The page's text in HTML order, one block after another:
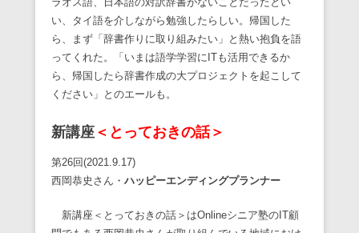
い、タイ語を介しながら勉強したらしい。帰国した
ら、まず「辞書作りに取り組みたい」と熱い抱負を語
ってくれた。「いまは語学学習にITも活用できるか
ら、帰国したら辞書作成の大プロジェクトを起こして
ください」とのエールも。
新講座 ＜とっておきの話＞
第26回(2021.9.17)
西岡恭史さん・ ハッピーエンディングプランナー
新講座＜とっておきの話＞はOnlineシニア塾のIT顧